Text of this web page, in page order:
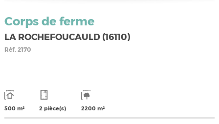
Corps de ferme
LA ROCHEFOUCAULD (16110)
Réf.2170
500 m² 2 pièce(s) 2200 m²